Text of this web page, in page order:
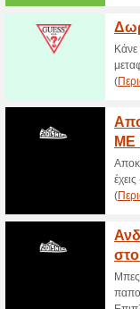
-20€
100%
Ο νέος